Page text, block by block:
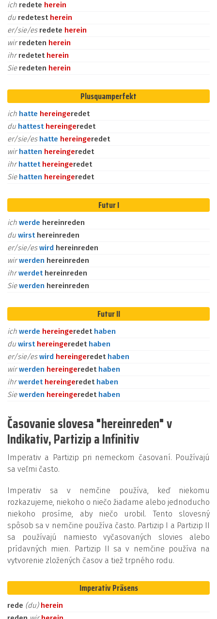
ich redete herein
du redetest herein
er/sie/es redete herein
wirredeten herein
ihrredetet herein
Sie redeten herein
Plusquamperfekt
ich hatte hereingeredet
du hattest hereingeredet
er/sie/es hatte hereingeredet
wirhatten hereingeredet
ihrhattet hereingeredet
Sie hatten hereingeredet
Futur I
ich werde hereinreden
du wirst hereinreden
er/sie/eswird hereinreden
wirwerden hereinreden
ihrwerdet hereinreden
Siewerden hereinreden
Futur II
ich werde hereingeredet haben
du wirst hereingeredet haben
er/sie/eswird hereingeredet haben
wirwerden hereingeredet haben
ihrwerdet hereingeredet haben
Siewerden hereingeredet haben
Časovanie slovesa "hereinreden" v
Indikativ, Partizip a Infinitiv
Imperativ a Partizip pri nemeckom časovaní. Používajú
sa veľmi často.
Imperativ sa v nemčine používa, keď niekomu
rozkazujeme, niekoho o niečo žiadame alebo jednoducho
niekoho prosíme, aby niečo urobil. Tento slovesný
spôsob sa v nemčine používa často. Partizip I a Partizip II
sa používajú namiesto vyčasovaných slovies alebo
prídavných mien. Partizip II sa v nemčine používa na
vytvorenie zložených časov a tiež trpného rodu.
Imperativ Präsens
rede (du) herein